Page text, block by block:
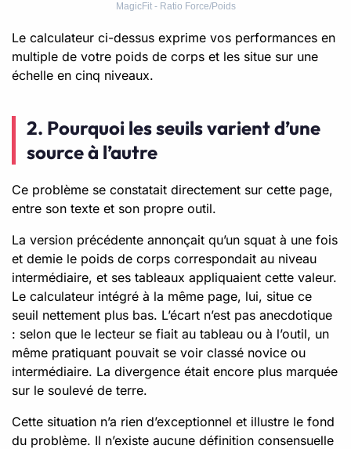
MagicFit - Ratio Force/Poids
Le calculateur ci-dessus exprime vos performances en
multiple de votre poids de corps et les situe sur une
échelle en cinq niveaux.
2. Pourquoi les seuils varient d’une
source à l’autre
Ce problème se constatait directement sur cette page,
entre son texte et son propre outil.
La version précédente annonçait qu’un squat à une fois
et demie le poids de corps correspondait au niveau
intermédiaire, et ses tableaux appliquaient cette valeur.
Le calculateur intégré à la même page, lui, situe ce
seuil nettement plus bas. L’écart n’est pas anecdotique
: selon que le lecteur se fiait au tableau ou à l’outil, un
même pratiquant pouvait se voir classé novice ou
intermédiaire. La divergence était encore plus marquée
sur le soulevé de terre.
Cette situation n’a rien d’exceptionnel et illustre le fond
du problème. Il n’existe aucune définition consensuelle